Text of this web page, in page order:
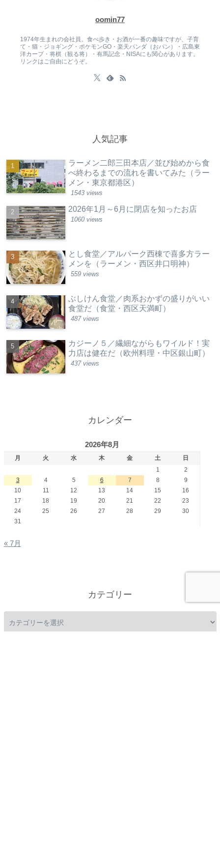
oomin77
1974年生まれの会社員。食べ歩き・お酒が一番の趣味ですが、子育
て・猫・ジョギング・ポケモンGO・楽天パンダ（おパン）・広島東
洋カープ・将棋（観る将）・有馬記念・NISAにも関心があります。
リンクはご自由にどうぞ。
人気記事
ラーメン二郎三田本店／並び始めから食
べ終わるまでの流れを書いてみた（ラー
メン・東京都港区）
1543 views
2026年1月～6月に閉店を知ったお店
1060 views
とし食堂／アルパーク西棟で喜多方ラー
メンを（ラーメン・西区井口明神）
559 views
ぶしけん食堂／肉系おかずの盛りがいい
食堂だ（食堂・西区天満町）
487 views
カジーノ５／繊細ながらもワイルド！実
力店は健在だ（欧州料理・中区銀山町）
437 views
カレンダー
2026年8月
月 火 水 木 金 土
日
1
2
3
4 5 6 7 8
9
10
11 12 13 14 15
16
17
18 19 20 21 22
23
24
25 26 27 28 29
30
31
« 7月
カテゴリー